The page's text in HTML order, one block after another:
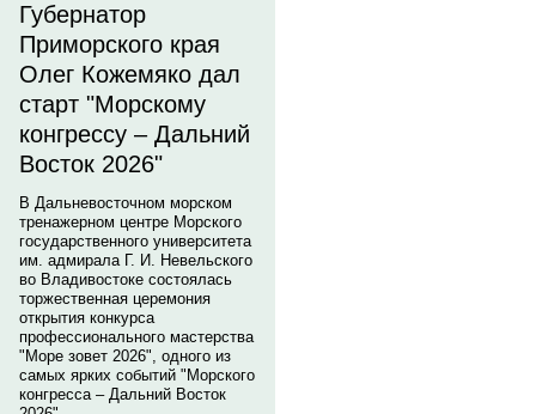
Губернатор
Приморского края
Олег Кожемяко дал
старт "Морскому
конгрессу – Дальний
Восток 2026"
В Дальневосточном морском
тренажерном центре Морского
государственного университета
им. адмирала Г. И. Невельского
во Владивостоке состоялась
торжественная церемония
открытия конкурса
профессионального мастерства
"Море зовет 2026", одного из
самых ярких событий "Морского
конгресса – Дальний Восток